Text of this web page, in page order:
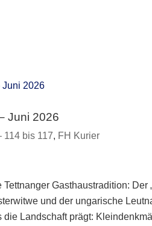
Juni 2026
114 bis 117, FH Kurier
Tettnanger Gasthaustradition: Der
und der ungarische
die Landschaft prägt: